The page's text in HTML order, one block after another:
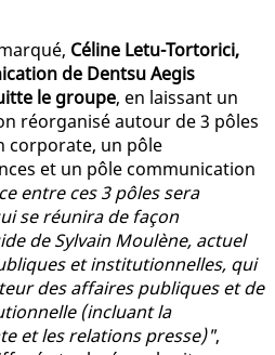
Céline Letu-Tortorici,
de Dentsu Aegis
le groupe, en laissant un
réorganisé autour de 3 pôles
corporate, un pôle
et un pôle communication
entre ces 3 pôles sera
se réunira de façon
de Sylvain Moulène, actuel
et institutionnelles, qui
des affaires publiques et de
(incluant la
et les relations presse)",